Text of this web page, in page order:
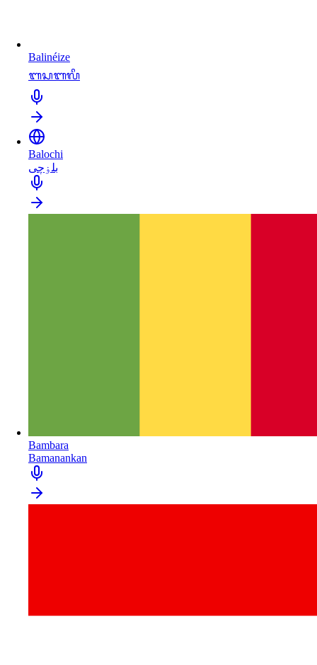
Balinéize
ᬩᬲᬩᬮᬶ
Balochi
بلۏچی
Bambara
Bamanankan